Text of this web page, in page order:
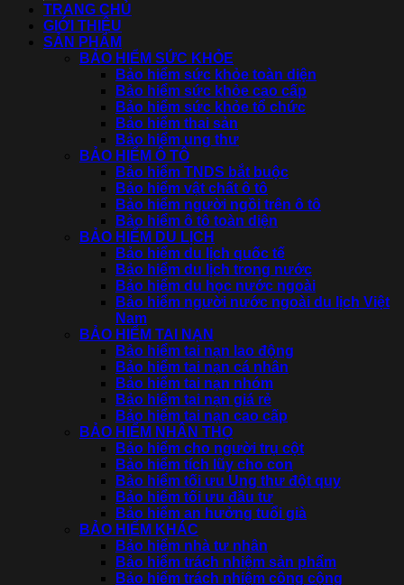
TRANG CHỦ
GIỚI THIỆU
SẢN PHẨM
BẢO HIỂM SỨC KHỎE
Bảo hiểm sức khỏe toàn diện
Bảo hiểm sức khỏe cao cấp
Bảo hiểm sức khỏe tổ chức
Bảo hiểm thai sản
Bảo hiểm ung thư
BẢO HIỂM Ô TÔ
Bảo hiểm TNDS bắt buộc
Bảo hiểm vật chất ô tô
Bảo hiểm người ngồi trên ô tô
Bảo hiểm ô tô toàn diện
BẢO HIỂM DU LỊCH
Bảo hiểm du lịch quốc tế
Bảo hiểm du lịch trong nước
Bảo hiểm du học nước ngoài
Bảo hiểm người nước ngoài du lịch Việt
Nam
BẢO HIỂM TAI NẠN
Bảo hiểm tai nạn lao động
Bảo hiểm tai nạn cá nhân
Bảo hiểm tai nạn nhóm
Bảo hiểm tai nạn giá rẻ
Bảo hiểm tai nạn cao cấp
BẢO HIỂM NHÂN THỌ
Bảo hiểm cho người trụ cột
Bảo hiểm tích lũy cho con
Bảo hiểm tối ưu Ung thư đột quỵ
Bảo hiểm tối ưu đầu tư
Bảo hiểm an hưởng tuổi già
BẢO HIỂM KHÁC
Bảo hiểm nhà tư nhân
Bảo hiểm trách nhiệm sản phẩm
Bảo hiểm trách nhiệm công cộng